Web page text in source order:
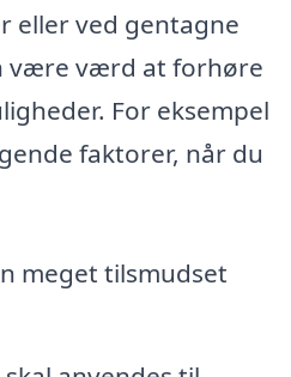
eller ved gentagne
være værd at forhøre
For eksempel
faktorer, når du
meget tilsmudset